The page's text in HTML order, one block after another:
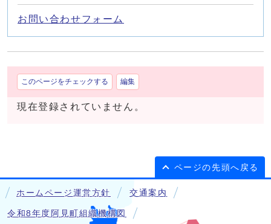
お問い合わせフォーム
このページをチェックする 編集
現在登録されていません。
ページの先頭へ戻る
ホームページ運営方針 交通案内
令和8年度阿見町組織機構図